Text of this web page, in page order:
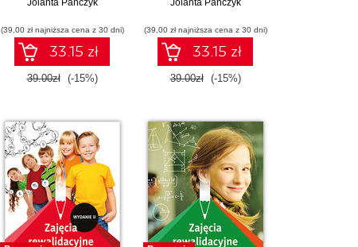
klasy 4 - 6. Część 2.
utrwalamy poprawne
formy gramatyczne i
zasady ortografii.
Uczymy się o
Jolanta Pańczyk
(39,00 zł najniższa cena z 30 dni)
33.15 zł
39.00zł (-15%)
klasy 4 - 6. Część 1.
myślenie,
rozumowanie,
spostrzegawczość i
percepcję wzrokowo-
Jolanta Pańczyk
(39,00 zł najniższa cena z 30 dni)
33.15 zł
39.00zł (-15%)